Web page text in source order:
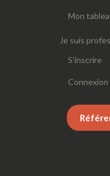
Mon
Je suis
S’inscrire